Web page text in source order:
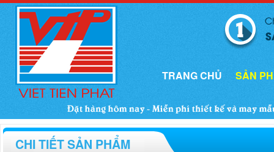
TRANG CHỦ SẢN
CHI TIẾT SẢN PHẨM